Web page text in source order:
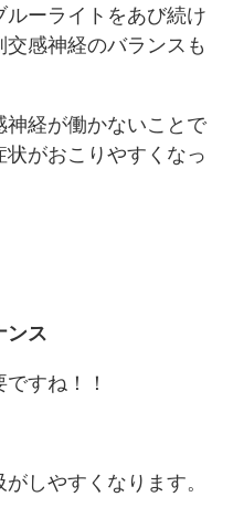
ルーライトをあび続け
感神経のバランスも
神経が働かないことで
がおこりやすくなっ
ンス
すね！！
しやすくなります。